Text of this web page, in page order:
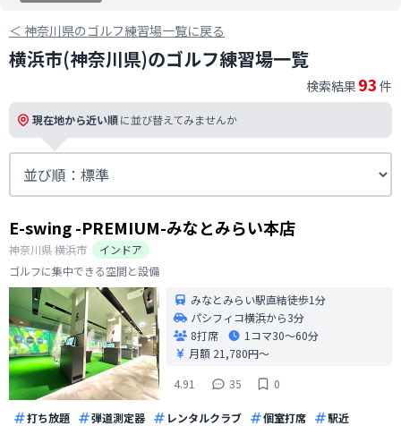
＜ 神奈川県のゴルフ練習場一覧に戻る
横浜市(神奈川県)のゴルフ練習場一覧
検索結果 93 件
現在地から近い順に並び替えてみませんか
E-swing -PREMIUM-みなとみらい本店
神奈川県横浜市
インドア
ゴルフに集中できる空間と設備
みなとみらい駅直結徒歩1分
パシフィコ横浜から3分
8打席
1コマ30〜60分
月額 21,780円〜
4.91
35 0
打ち放題 弾道測定器 レンタルクラブ 個室打席
駅近